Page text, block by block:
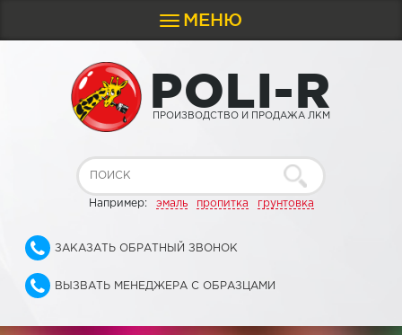
Toggle
navigation
МЕНЮ
POLI-R
ПРОИЗВОДСТВО И ПРОДАЖА ЛКМ
Например: эмаль пропитка грунтовка
ЗАКАЗАТЬ ОБРАТНЫЙ ЗВОНОК
ВЫЗВАТЬ МЕНЕДЖЕРА С ОБРАЗЦАМИ